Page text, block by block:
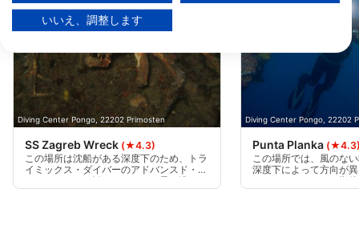
Diving Center Pongo, 22202 Primosten
SS Zagreb Wreck (★4.3)
この場所は沈船がある深度下のため、トラ
イミックス・ダイバーのアドバンスド・ダ
イバーにしかお勧めできない。最も浅いと
ころは約64m、最も深いところは70mであ
Diving Center Pongo, 22202
Punta Planka
この場所では、風のな
深度下によって方向が
で、あらゆることが期
グだけでなく、歴史的
お客様の同意とcookieポリシーは、この Web サイト/アプリにのみ適用され
当社はお客様のデータを次の目的で使用します。
IABの処理目的：
情報をデバイスに保存および／またはアクセス
する
広告の選択のために制限付きデータを利用する
いいえ、調整します